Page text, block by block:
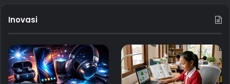
Inovasi